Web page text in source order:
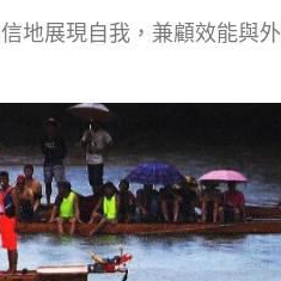
地展現自我，兼顧效能與